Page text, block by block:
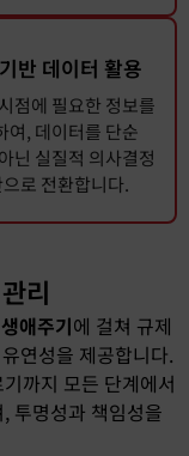
반 데이터 활용
점에 필요한 정보를
여, 데이터를 단순
닌 실질적 의사결정
로 전환합니다.
리
애주기에 걸쳐 규제
연성을 제공합니다.
까지 모든 단계에서
투명성과 책임성을